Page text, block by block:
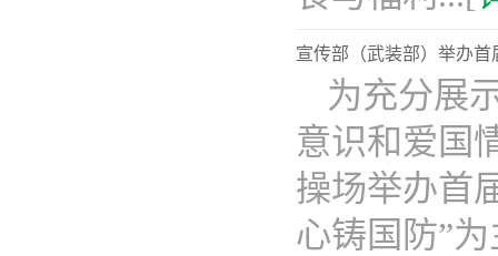
宣传部（武装部）举办
为充分展
意识和爱国
操场举办首
心铸国防”